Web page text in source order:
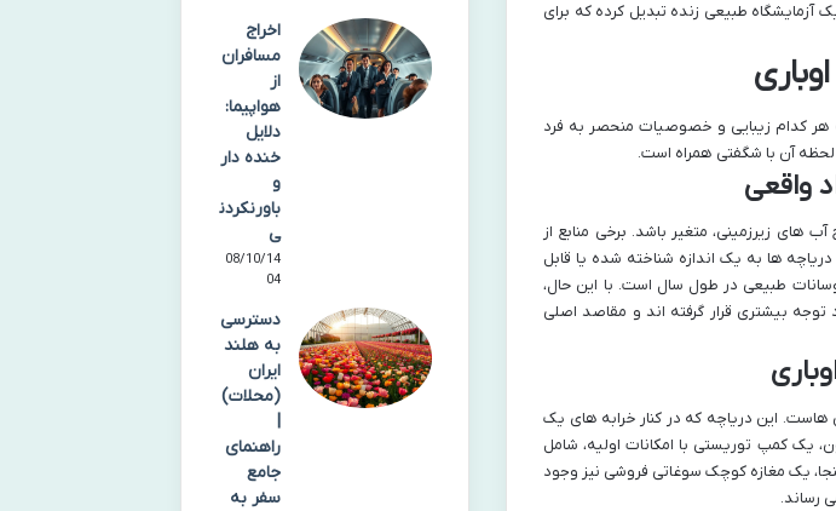
آزمایشگاه طبیعی زنده تبدیل کرده که برای
هر کدام زیبایی و خصوصیات منحصر به فرد
آن با شگفتی همراه است.
واقعی
زیرزمینی، متغیر باشد. برخی منابع از
که همه این دریاچه ها به یک اندازه شناخته شده یا قابل
طبیعی در طول سال است. با این حال،
بیشتری قرار گرفته اند و مقاصد اصلی
این دریاچه که در کنار خرابه های یک
یک کمپ توریستی با امکانات اولیه، شامل
یک مغازه کوچک سوغاتی فروشی نیز وجود
رساند.
اخراج
مسافران
از
هواپیما:
دلایل
خنده دار
و
باورنکردن
ی
08/10/14
04
دسترسی
به هلند
ایران
(محلات)
|
راهنمای
جامع
سفر به